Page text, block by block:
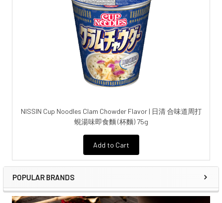
NISSIN Cup Noodles Clam Chowder Flavor | 日清 合味道周打
蜆湯味即食麵 (杯麵) 75g
Add to Cart
POPULAR BRANDS